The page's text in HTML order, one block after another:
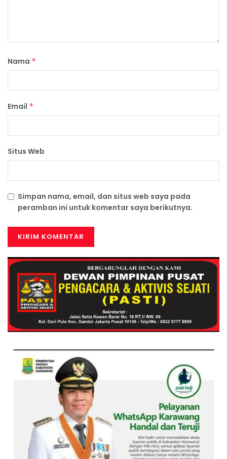
Nama *
Email *
Situs Web
Simpan nama, email, dan situs web saya pada
peramban ini untuk komentar saya berikutnya.